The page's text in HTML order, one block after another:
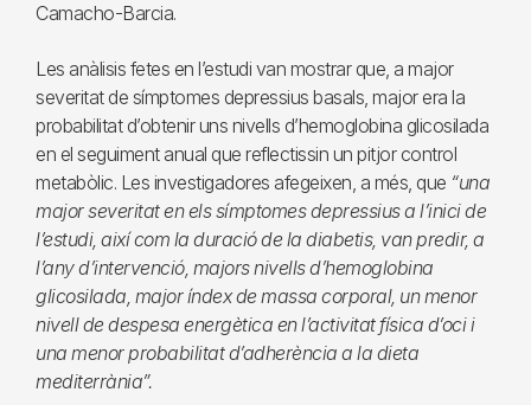
Camacho-Barcia.
Les anàlisis fetes en l’estudi van mostrar que, a major
severitat de símptomes depressius basals, major era la
probabilitat d’obtenir uns nivells d’hemoglobina glicosilada
en el seguiment anual que reflectissin un pitjor control
metabòlic. Les investigadores afegeixen, a més, que “una
major severitat en els símptomes depressius a l’inici de
l’estudi, així com la duració de la diabetis, van predir, a
l’any d’intervenció, majors nivells d’hemoglobina
glicosilada, major índex de massa corporal, un menor
nivell de despesa energètica en l’activitat física d’oci i
una menor probabilitat d’adherència a la dieta
mediterrània”.